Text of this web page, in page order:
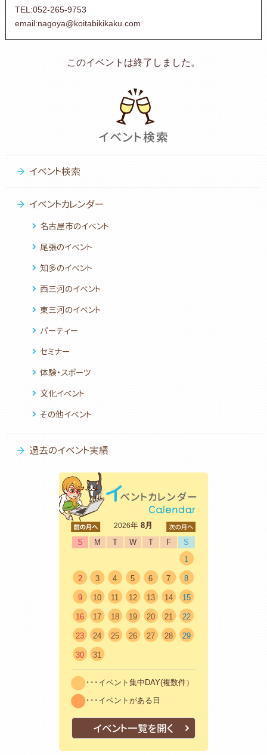
TEL:052-265-9753
email:nagoya@koitabikikaku.com
このイベントは終了しました。
イベント検索
イベントカレンダー
名古屋市のイベント
尾張のイベント
知多のイベント
西三河のイベント
東三河のイベント
パーティー
セミナー
体験・スポーツ
文化イベント
その他イベント
過去のイベント実績
2026年8月
S
M T W T F
S
1
2 3 4 5 6 7 8
9 10 11 12 13 14 15
16 17 18 19 20 21 22
23 24 25 26 27 28 29
30 31
･･･イベント集中DAY(複数件）
･･･イベントがある日
イベント一覧を開く